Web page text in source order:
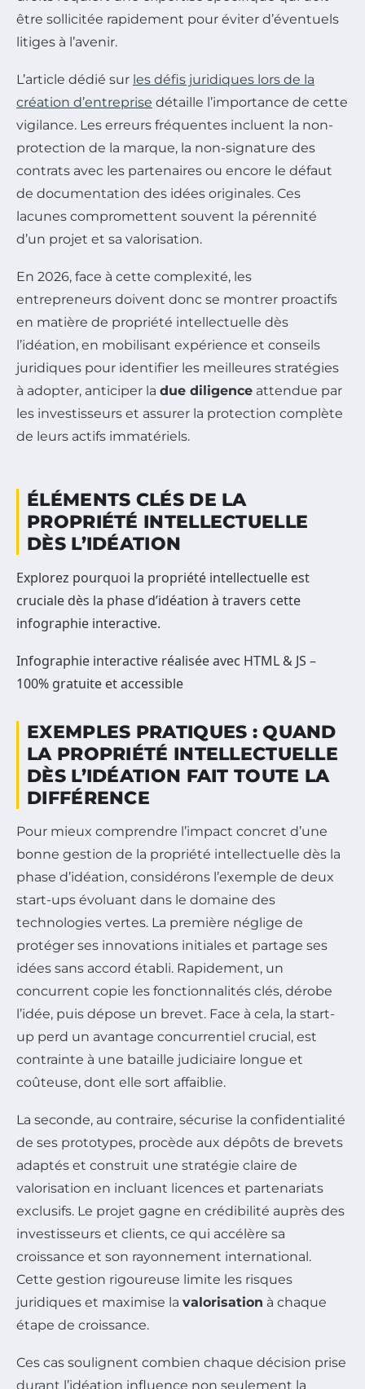
être sollicitée rapidement pour éviter d’éventuels
litiges à l’avenir.
L’article dédié sur les défis juridiques lors de la
création d’entreprise détaille l’importance de cette
vigilance. Les erreurs fréquentes incluent la non-
protection de la marque, la non-signature des
contrats avec les partenaires ou encore le défaut
de documentation des idées originales. Ces
lacunes compromettent souvent la pérennité
d’un projet et sa valorisation.
En 2026, face à cette complexité, les
entrepreneurs doivent donc se montrer proactifs
en matière de propriété intellectuelle dès
l’idéation, en mobilisant expérience et conseils
juridiques pour identifier les meilleures stratégies
à adopter, anticiper la due diligence attendue par
les investisseurs et assurer la protection complète
de leurs actifs immatériels.
ÉLÉMENTS CLÉS DE LA
PROPRIÉTÉ INTELLECTUELLE
DÈS L’IDÉATION
Explorez pourquoi la propriété intellectuelle est
cruciale dès la phase d’idéation à travers cette
infographie interactive.
Infographie interactive réalisée avec HTML & JS –
100% gratuite et accessible
EXEMPLES PRATIQUES : QUAND
LA PROPRIÉTÉ INTELLECTUELLE
DÈS L’IDÉATION FAIT TOUTE LA
DIFFÉRENCE
Pour mieux comprendre l’impact concret d’une
bonne gestion de la propriété intellectuelle dès la
phase d’idéation, considérons l’exemple de deux
start-ups évoluant dans le domaine des
technologies vertes. La première néglige de
protéger ses innovations initiales et partage ses
idées sans accord établi. Rapidement, un
concurrent copie les fonctionnalités clés, dérobe
l’idée, puis dépose un brevet. Face à cela, la start-
up perd un avantage concurrentiel crucial, est
contrainte à une bataille judiciaire longue et
coûteuse, dont elle sort affaiblie.
La seconde, au contraire, sécurise la confidentialité
de ses prototypes, procède aux dépôts de brevets
adaptés et construit une stratégie claire de
valorisation en incluant licences et partenariats
exclusifs. Le projet gagne en crédibilité auprès des
investisseurs et clients, ce qui accélère sa
croissance et son rayonnement international.
Cette gestion rigoureuse limite les risques
juridiques et maximise la valorisation à chaque
étape de croissance.
Ces cas soulignent combien chaque décision prise
durant l’idéation influence non seulement la